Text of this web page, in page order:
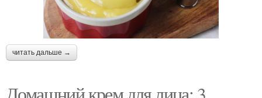
читать дальше →